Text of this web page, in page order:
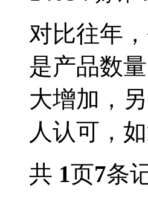
对比往年
是产品数
大增加，
人认可，
共 1页7条